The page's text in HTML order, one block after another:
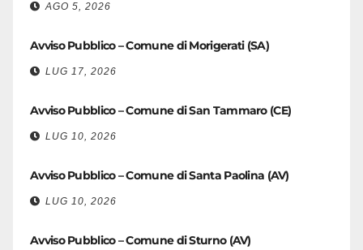
AGO 5, 2026
Avviso Pubblico – Comune di Morigerati (SA)
LUG 17, 2026
Avviso Pubblico – Comune di San Tammaro (CE)
LUG 10, 2026
Avviso Pubblico – Comune di Santa Paolina (AV)
LUG 10, 2026
Avviso Pubblico – Comune di Sturno (AV)